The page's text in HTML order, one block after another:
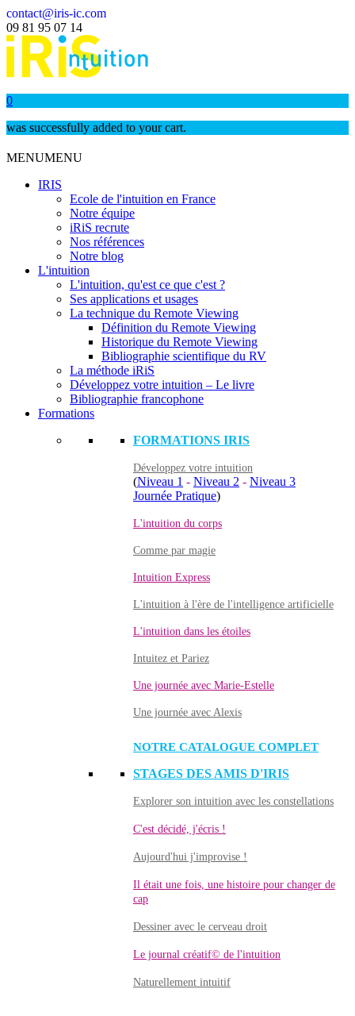
contact@iris-ic.com
09 81 95 07 14
0
was successfully added to your cart.
MENUMENU
IRIS
Ecole de l'intuition en France
Notre équipe
iRiS recrute
Nos références
Notre blog
L'intuition
L'intuition, qu'est ce que c'est ?
Ses applications et usages
La technique du Remote Viewing
Définition du Remote Viewing
Historique du Remote Viewing
Bibliographie scientifique du RV
La méthode iRiS
Développez votre intuition – Le livre
Bibliographie francophone
Formations
FORMATIONS IRIS
Développez votre intuition
(Niveau 1 - Niveau 2 - Niveau 3
Journée Pratique)
L'intuition du corps
Comme par magie
Intuition Express
L'intuition à l'ère de l'intelligence artificielle
L'intuition dans les étoiles
Intuitez et Pariez
Une journée avec Marie-Estelle
Une journée avec Alexis
NOTRE CATALOGUE COMPLET
STAGES DES AMIS D'IRIS
Explorer son intuition avec les constellations
C'est décidé, j'écris !
Aujourd'hui j'improvise !
Il était une fois, une histoire pour changer de
cap
Dessiner avec le cerveau droit
Le journal créatif© de l'intuition
Naturellement intuitif